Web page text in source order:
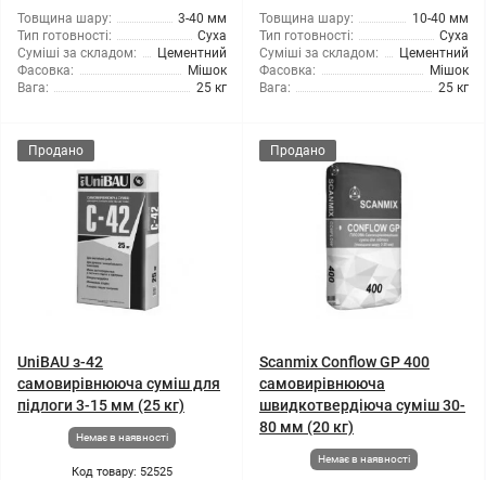
Товщина шару:
3-40 мм
Тип готовності:
Суха
Суміші за складом:
Цементний
Фасовка:
Мішок
Вага:
25 кг
Товщина шару:
10-40 мм
Тип готовності:
Суха
Суміші за складом:
Цементний
Фасовка:
Мішок
Вага:
25 кг
Продано
UniBAU з-42
самовирівнююча суміш для
підлоги 3-15 мм (25 кг)
Немає в наявності
Код товару: 52525
Продано
Scanmix Conflow GP 400
самовирівнююча
швидкотвердіюча суміш 30-
80 мм (20 кг)
Немає в наявності